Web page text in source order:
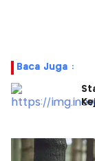
Baca Juga :